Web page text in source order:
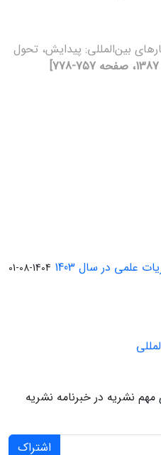
بین‌المللی: پیدایش، تحول
علمی در سال 1403 1404-08-01
مهم نشریه در خبرنامه نشریه
اشتراک